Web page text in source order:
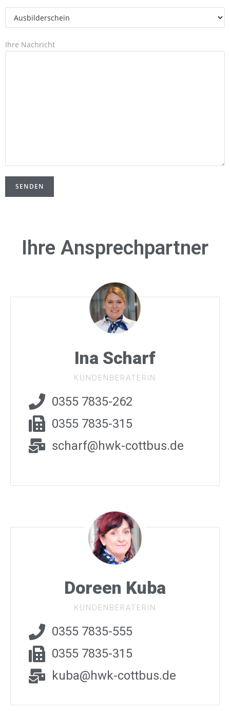
Ihre Nachricht
Ihre Ansprechpartner
Ina Scharf
KUNDENBERATERIN
0355 7835-262
0355 7835-315
scharf@hwk-cottbus.de
Doreen Kuba
KUNDENBERATERIN
0355 7835-555
0355 7835-315
kuba@hwk-cottbus.de